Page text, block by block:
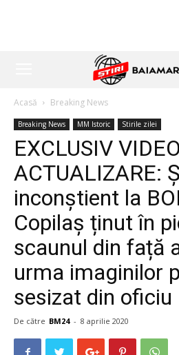
Acasă Breaking News
Breaking News MM Istoric Stirile zilei
EXCLUSIV
ACTUALIZARE:
inconștient la
Copilaș ținut în
scaunul din față
urma imaginilor
sesizat din oficiu
De către BM24 - 8 aprilie 2020